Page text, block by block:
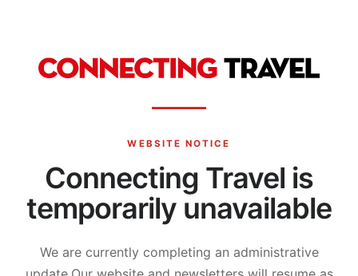
WEBSITE NOTICE
Connecting Travel is
temporarily unavailable
We are currently completing an administrative